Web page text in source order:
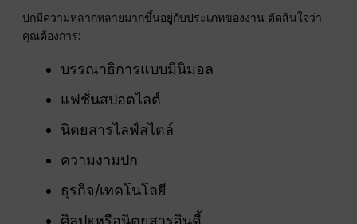
ปกมีความหลากหลายมากขึ้นอยู่กับประเภทของงาน ตัดสินใจว่า
คุณต้องการ:
บรรณาธิการแบบมินิมอล
แฟชั่นสปอตไลต์
นิตยสารไลฟ์สไตล์
ความงามปก
ธุรกิจ/เทคโนโลยี
ศิลปะหรือนิตยสารอินดี้